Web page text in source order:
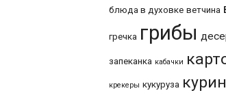
блюда в духовке ветчина
гречка грибы
запеканка кабачки
крекеры кукуруза